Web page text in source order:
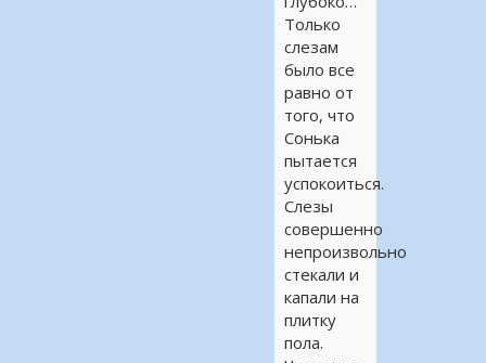
Только
слезам
было все
равно от
того, что
Сонька
пытается
успокоиться.
Слезы
совершенно
непроизвольно
стекали и
капали на
плитку
пола.